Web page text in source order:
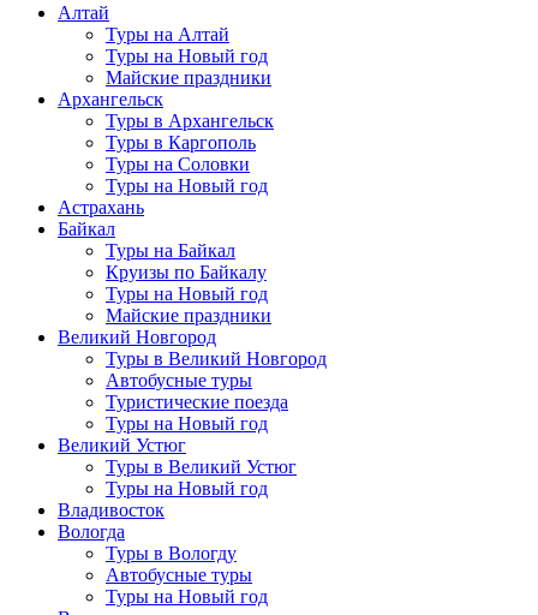
Алтай
Туры на Алтай
Туры на Новый год
Майские праздники
Архангельск
Туры в Архангельск
Туры в Каргополь
Туры на Соловки
Туры на Новый год
Астрахань
Байкал
Туры на Байкал
Круизы по Байкалу
Туры на Новый год
Майские праздники
Великий Новгород
Туры в Великий Новгород
Автобусные туры
Туристические поезда
Туры на Новый год
Великий Устюг
Туры в Великий Устюг
Туры на Новый год
Владивосток
Вологда
Туры в Вологду
Автобусные туры
Туры на Новый год